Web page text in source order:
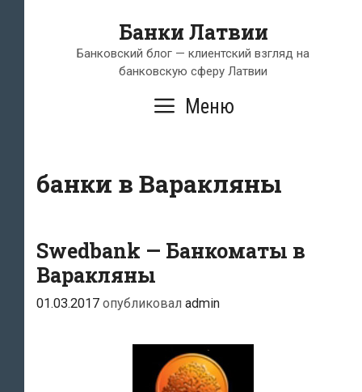
содержимому
Банки Латвии
Банковский блог — клиентский взгляд на
банковскую сферу Латвии
Меню
банки в Варакляны
Swedbank — Банкоматы в
Варакляны
01.03.2017 опубликовал admin